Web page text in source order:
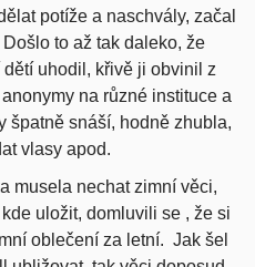
potíže a naschvály, začal
to až tak daleko, že
uhodil, křivě ji obvinil z
na různé instituce a
špatně snáší, hodně zhubla,
vlasy apod.
musela nechat zimní věci,
uložit, domluvili se , že si
oblečení za letní. Jak šel